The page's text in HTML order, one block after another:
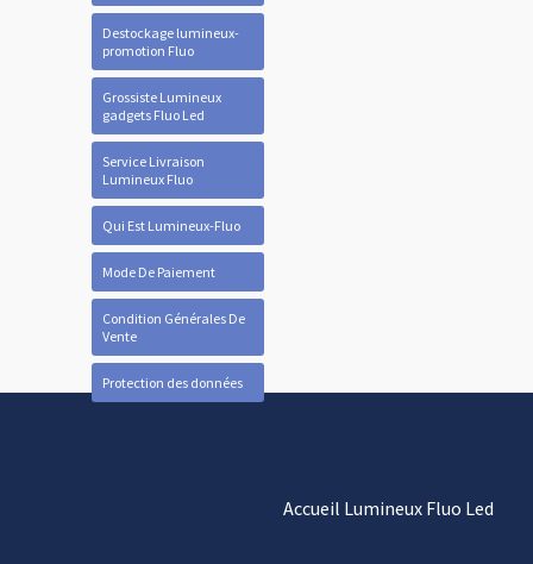
Destockage lumineux-
promotion Fluo
Grossiste Lumineux
gadgets Fluo Led
Service Livraison
Lumineux Fluo
Qui Est Lumineux-Fluo
Mode De Paiement
Condition Générales De
Vente
Protection des données
Accueil Lumineux Fluo Led